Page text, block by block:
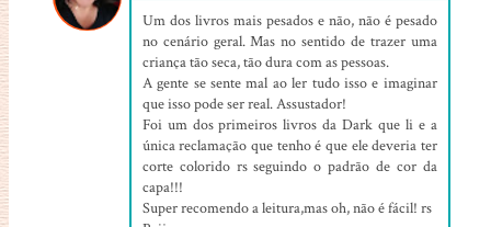
Um dos livros mais pesados e não, não é pesado
no cenário geral. Mas no sentido de trazer uma
criança tão seca, tão dura com as pessoas.
A gente se sente mal ao ler tudo isso e imaginar
que isso pode ser real. Assustador!
Foi um dos primeiros livros da Dark que li e a
única reclamação que tenho é que ele deveria ter
corte colorido rs seguindo o padrão de cor da
capa!!!
Super recomendo a leitura,mas oh, não é fácil! rs